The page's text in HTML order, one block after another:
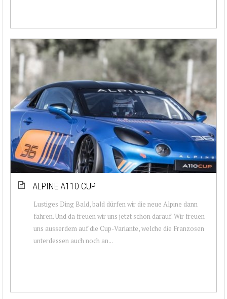
ALPINE A110 CUP
Lustiges Ding Bald, bald dürfen wir die neue Alpine dann
fahren. Und da freuen wir uns jetzt schon darauf. Wir freuen
uns ausserdem auf die Cup-Variante, welche die Franzosen
unterdessen auch noch an...